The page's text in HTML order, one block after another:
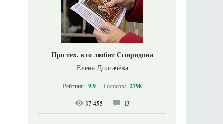
Про тех, кто любит Спиридона
Елена Долгачёва
Рейтинг: 9.9 Голосов: 2798
37 455 13